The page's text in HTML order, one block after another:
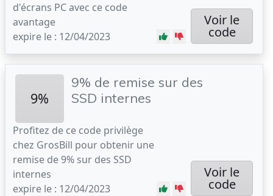
d'écrans PC avec ce code
avantage
expire le : 12/04/2023
Voir le
code
9%
9% de remise sur des
SSD internes
Profitez de ce code privilège
chez GrosBill pour obtenir une
remise de 9% sur des SSD
internes
expire le : 12/04/2023
Voir le
code